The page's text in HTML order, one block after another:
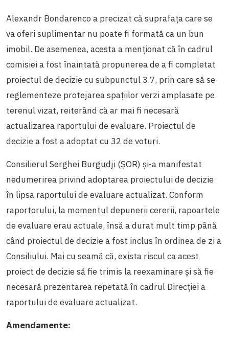
Alexandr Bondarenco a precizat că suprafața care se
va oferi suplimentar nu poate fi formată ca un bun
imobil. De asemenea, acesta a menționat că în cadrul
comisiei a fost înaintată propunerea de a fi completat
proiectul de decizie cu subpunctul 3.7, prin care să se
reglementeze protejarea spațiilor verzi amplasate pe
terenul vizat, reiterând că ar mai fi necesară
actualizarea raportului de evaluare. Proiectul de
decizie a fost a adoptat cu 32 de voturi.
Consilierul Serghei Burgudji (ȘOR) și-a manifestat
nedumerirea privind adoptarea proiectului de decizie
în lipsa raportului de evaluare actualizat. Conform
raportorului, la momentul depunerii cererii, rapoartele
de evaluare erau actuale, însă a durat mult timp până
când proiectul de decizie a fost inclus în ordinea de zi a
Consiliului. Mai cu seamă că, exista riscul ca acest
proiect de decizie să fie trimis la reexaminare și să fie
necesară prezentarea repetată în cadrul Direcției a
raportului de evaluare actualizat.
Amendamente: